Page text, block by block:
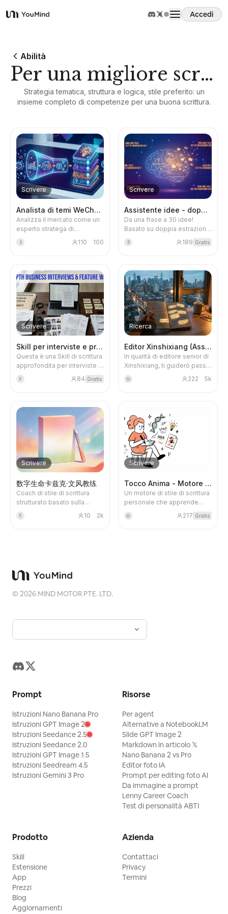
YouMind
Accedi
Casi d'uso
Prompt
Prezzi
Scarica
Blog
Aggiornamenti
Abilità
Per una migliore scrittura
Strategia tematica, struttura e logica, stile preferito: un
insieme completo di competenze per una buona scrittura.
Scrivere
Analista di temi WeChat v2.0
Analizza il mercato come un
esperto stratega di
contenuti. Grazie all'analisi
della popolarità, alla
generazione di argomenti,
trasforma ogni tuo articolo di
WeChat in un successo,
abbandonando la scelta
istintiva degli argomenti.
S 110 100
Scrivere
Assistente idee - doppia estrazione
Da una frase a 30 idee!
Basato su doppia estrazione:
knowledge base + ricerca
web, ti aiuta a trasformare
10-30 idee realizzabili. Ogni
idea ha supporto di materiali,
valutazione della popolarità
e analisi di fattibilità,
portandoti da 'non so cosa
scrivere' a 'troppe idee, non
so quale scegliere'.
R 189 Gratis
Scrivere
Skill per interviste e profili
Questa è una Skill di scrittura
approfondita per interviste ai
fondatori, casi aziendali,
ritratti di personalità e report
testo, ma riproduce
completamente il processo
di scrittura di un media
professionale: dalla diagnosi
del materiale, alle interviste
integrative, alla ricerca, alla
verifica dei fatti,
fino alla pianificazione visiva
e alla scrittura del testo
principale, producendo
infine un pacchetto di
note di verifica dei fatti e
illustrazioni. Adatto a creatori
articoli di business
X 84 Gratis
Ricerca
Editor Xinshixiang (Assistente)
In qualità di editore senior di
Xinshixiang, ti guiderò passo
dopo passo con domande e
suggerimenti per scrivere
韩 222 5k
Scrivere
数字生命卡兹克·文风教练
Coach di stile di scrittura
strutturato basato sulla
distillazione delle opere di 数
字生命卡兹克. Offre due
linguistico e alla struttura
X 10 2k
Scrivere
Tocco Anima - Motore Scrittura
Un motore di stile di scrittura
personale che apprende
continuamente. Analizzando i
tuoi lavori o gli articoli dei
Adattamento graduale -
Offre strategie diverse in
base alla fase creativa
piattaforme • Servizio
modifiche tra le
conversazioni e ti ricorda
intelligentemente di allenare
lo stile 💡 Ideale per: •
Creator di contenuti che
stanno costruendo un
personal brand • Influencer
che vogliono stabilire uno
stile di scrittura coerente •
Gestori che necessitano di
produrre contenuti di alta
tuoi lavori o articoli che ti
piacciono 2. Rispondi a 3
definire il profilo del lettore
3. Indica gli stili di scrittura
che non desideri 4. Inizia a
眠 217 Gratis
©2026 MIND MOTOR PTE. LTD.
Prompt
Istruzioni Nano Banana Pro
Istruzioni GPT Image 2
Istruzioni Seedance 2.5
Istruzioni Seedance 2.0
Istruzioni GPT Image 1.5
Istruzioni Seedream 4.5
Istruzioni Gemini 3 Pro
Risorse
Per agent
Alternative a NotebookLM
Slide GPT Image 2
Markdown in articolo 𝕏
Nano Banana 2 vs Pro
Editor foto IA
Prompt per editing foto AI
Da immagine a prompt
Lenny Career Coach
Test di personalità ABTI
Prodotto
Skill
Estensione
App
Prezzi
Blog
Aggiornamenti
Azienda
Contattaci
Privacy
Termini